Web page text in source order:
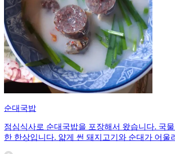
순대국밥
점심식사로 순대국밥을 포장해서 왔습니다. 국
한 한상입니다. 얇게 썬 돼지고기와 순대가 어울